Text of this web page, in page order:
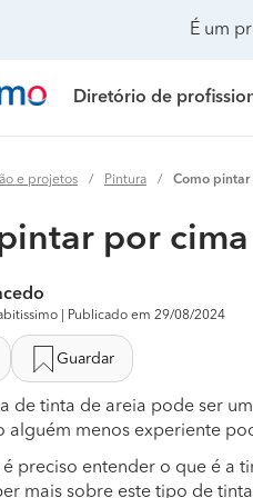
É um
Diretório de
Remodelação
Remodelação de
Remodelação de
Remodelação de
gás
Preço
Preço
Preço
Realizar mudanças
Construção de casa
Decoração de
Remodelação de
e projetos Pintura Como pintar
por
| Publicado em 29/08/2024
Guardar
de tinta de areia pode ser
alguém menos experiente
preciso entender o que é a
mais sobre este tipo de